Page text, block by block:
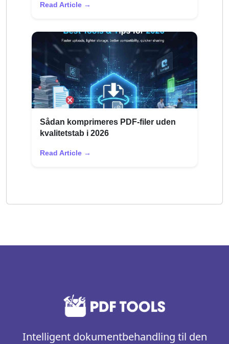
Read Article →
Sådan komprimeres PDF-filer uden
kvalitetstab i 2026
Read Article →
Intelligent dokumentbehandling til den